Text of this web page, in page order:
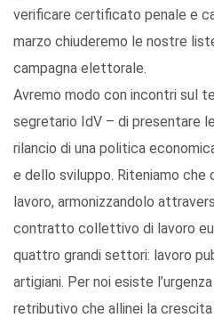
verificare certificato penale e
marzo chiuderemo le nostre
campagna elettorale.
Avremo modo con incontri sul
segretario IdV – di presentare
rilancio di una politica
e dello sviluppo. Riteniamo che
lavoro, armonizzandolo
contratto collettivo di lavoro
quattro grandi settori: lavoro
artigiani. Per noi esiste
retributivo che allinei la